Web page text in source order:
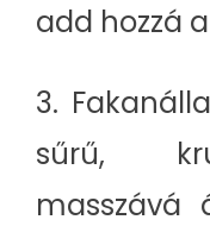
add hozzá
3.
sűrű,
masszává